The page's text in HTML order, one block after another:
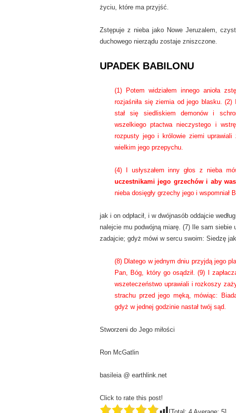
życiu, które ma przyjść.
Zstępuje z nieba jako Nowe Jeruzalem,
duchowego nierządu zostaje zniszczone.
UPADEK BABILONU
(1) Potem widziałem innego anioła
rozjaśniła się ziemia od jego blasku. (2)
stał się siedliskiem demonów i
wszelkiego ptactwa nieczystego i
rozpusty jego i królowie ziemi
wielkim jego przepychu.
(4) I usłyszałem inny głos z nieba
uczestnikami jego grzechów i aby
nieba dosięgły grzechy jego i wspomniał
jak i on odpłacił, i w dwójnasób oddajcie
nalejcie mu podwójną miarę. (7) Ile sam siebie
zadajcie; gdyż mówi w sercu swoim: Siedzę
(8) Dlatego w jednym dniu przyjdą jego
Pan, Bóg, który go osądził. (9) I
wszeteczeństwo uprawiali i rozkoszy
strachu przed jego męką, mówiąc:
gdyż w jednej godzinie nastał twój sąd.
Stworzeni do Jego miłości
Ron McGatlin
basileia @ earthlink.net
Click to rate this post!